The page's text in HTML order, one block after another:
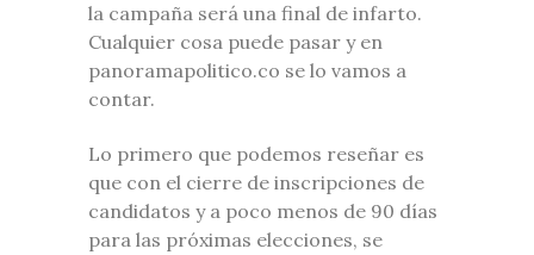
la campaña será una final de infarto.
Cualquier cosa puede pasar y en
panoramapolitico.co se lo vamos a
contar.
Lo primero que podemos reseñar es
que con el cierre de inscripciones de
candidatos y a poco menos de 90 días
para las próximas elecciones, se